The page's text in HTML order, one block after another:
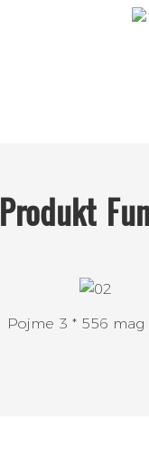
Produkt
Pojme 3 * 556